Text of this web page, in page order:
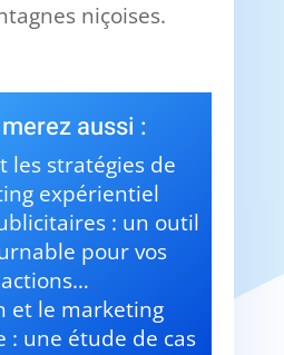
niçoises.
aussi :
les stratégies de
expérientiel
: un outil
pour vos
actions…
et le marketing
: une étude de cas